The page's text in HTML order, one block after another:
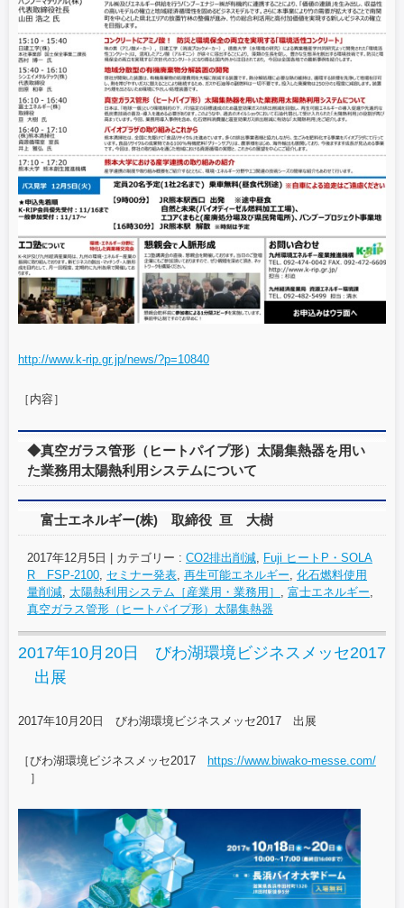
http://www.k-rip.gr.jp/news/?p=10840
［内容］
◆真空ガラス管形（ヒートパイプ形）太陽集熱器を用い
た業務用太陽熱利用システムについて
富士エネルギー(株) 取締役 亘 大樹
2017年12月5日 カテゴリー : CO2排出削減, Fuji ヒートP・SOLA
R FSP-2100, セミナー発表, 再生可能エネルギー, 化石燃料使用
量削減, 太陽熱利用システム［産業用・業務用］ , 富士エネルギー,
真空ガラス管形（ヒートパイプ形）太陽集熱器
2017年10月20日 びわ湖環境ビジネスメッセ2017
出展
2017年10月20日 びわ湖環境ビジネスメッセ2017 出展
［びわ湖環境ビジネスメッセ2017
https://www.biwako-messe.com/
］